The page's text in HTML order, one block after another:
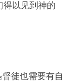
得以见到神的
徒也需要有自